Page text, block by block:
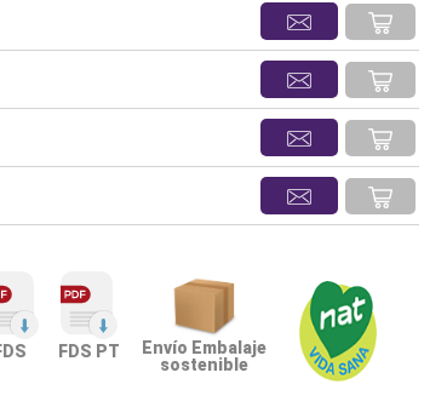
FDS PT
Envío Embalaje
sostenible